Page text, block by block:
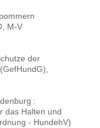
M-V
der
:
das Halten und
- HundehV)